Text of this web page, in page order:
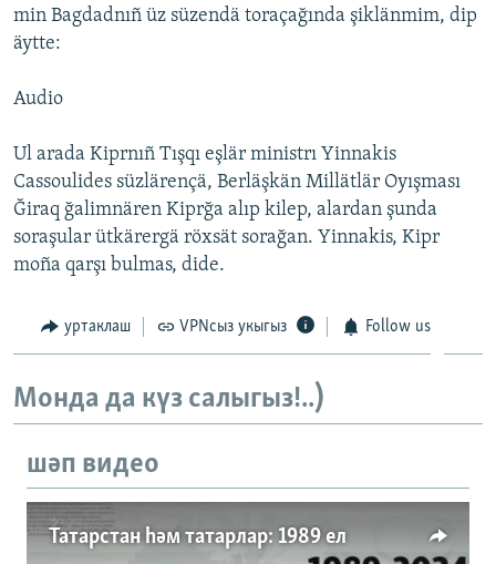
КИНОХАНӘ
БЕЗГӘ КУШЫЛЫГЫЗ!
min Bagdadnıñ üz süzendä toraçağında şiklänmim, dip
äytte:
Audio
Ul arada Kiprnıñ Tışqı eşlär ministrı Yinnakis
Cassoulides süzlärençä, Berläşkän Millätlär Oyışması
Ğiraq ğalimnären Kiprğa alıp kilep, alardan şunda
soraşular ütkärergä röxsät sorağan. Yinnakis, Kipr
moña qarşı bulmas, dide.
уртаклаш VPNсыз укыгыз Follow us
Монда да күз салыгыз!..)
шәп видео
Татарстан һәм татарлар: 1989 ел